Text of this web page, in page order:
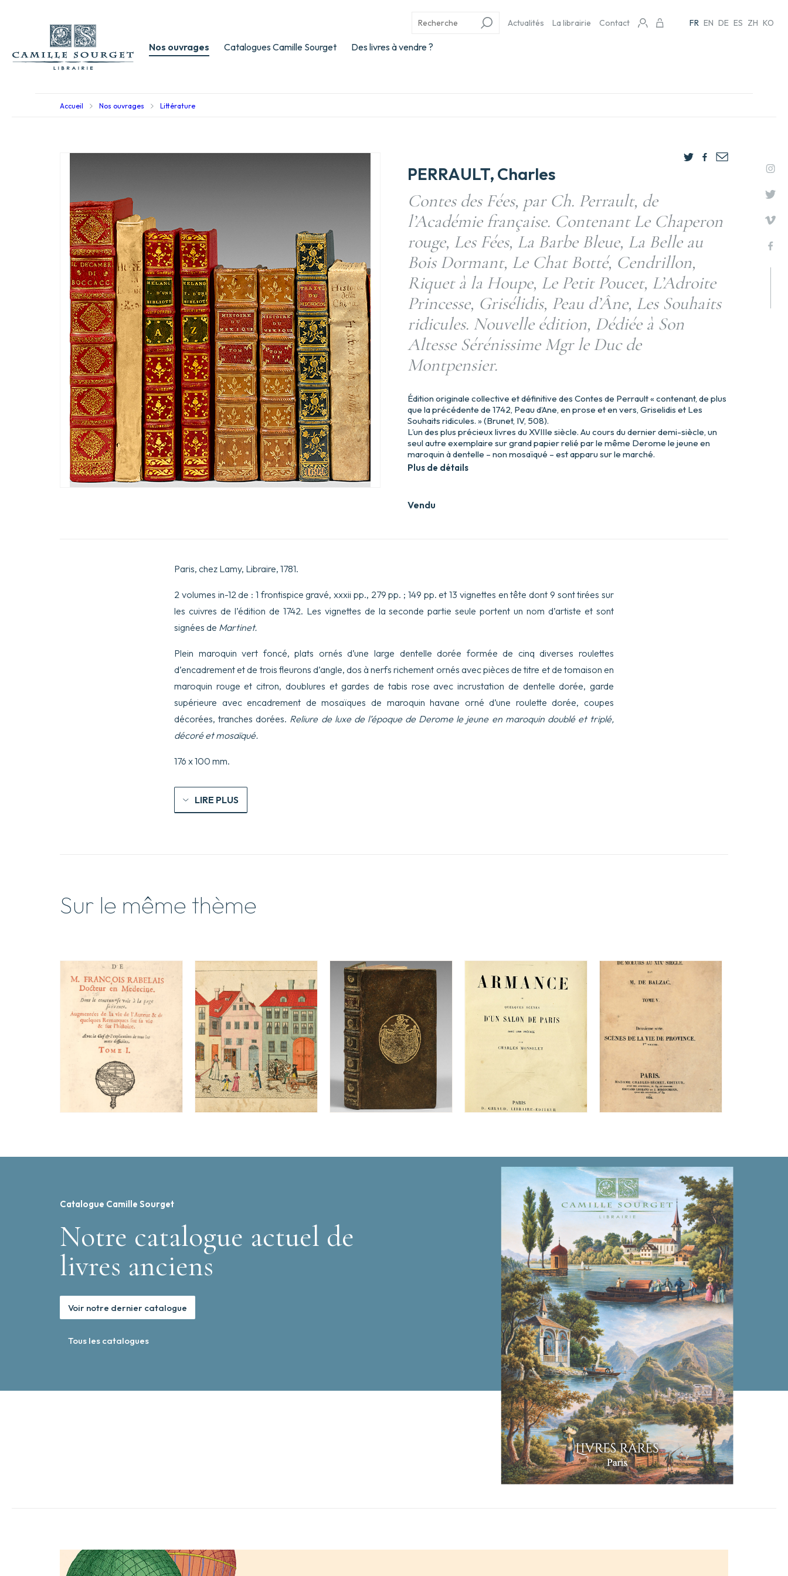
Nos ouvrages Catalogues Camille Sourget Des livres à vendre ?
Actualités La librairie Contact FR EN DE ES ZH KO
Accueil Nos ouvrages Littérature
PERRAULT, Charles
Contes des Fées, par Ch. Perrault, de
l’Académie française. Contenant Le Chaperon
rouge, Les Fées, La Barbe Bleue, La Belle au
Bois Dormant, Le Chat Botté, Cendrillon,
Riquet à la Houpe, Le Petit Poucet, L’Adroite
Princesse, Grisélidis, Peau d’Âne, Les Souhaits
ridicules. Nouvelle édition, Dédiée à Son
Altesse Sérénissime Mgr le Duc de
Montpensier.
Vendu
Édition originale collective et définitive des Contes de Perrault « contenant, de plus
que la précédente de 1742, Peau d’Ane, en prose et en vers, Griselidis et Les
Souhaits ridicules. » (Brunet, IV, 508).
L’un des plus précieux livres du XVIIIe siècle. Au cours du dernier demi-siècle, un
seul autre exemplaire sur grand papier relié par le même Derome le jeune en
maroquin à dentelle – non mosaïqué – est apparu sur le marché.
Plus de détails
Paris, chez Lamy, Libraire, 1781.
2 volumes in-12 de : 1 frontispice gravé, xxxii pp., 279 pp. ; 149 pp. et 13 vignettes en tête dont 9 sont tirées sur
les cuivres de l’édition de 1742. Les vignettes de la seconde partie seule portent un nom d’artiste et sont
signées de Martinet.
Plein maroquin vert foncé, plats ornés d’une large dentelle dorée formée de cinq diverses roulettes
d’encadrement et de trois fleurons d’angle, dos à nerfs richement ornés avec pièces de titre et de tomaison en
maroquin rouge et citron, doublures et gardes de tabis rose avec incrustation de dentelle dorée, garde
supérieure avec encadrement de mosaïques de maroquin havane orné d’une roulette dorée, coupes
décorées, tranches dorées. Reliure de luxe de l’époque de Derome le jeune en maroquin doublé et triplé,
décoré et mosaïqué.
176 x 100 mm.
LIRE PLUS
Sur le même thème
Catalogue Camille Sourget
Notre catalogue actuel de
livres anciens
Voir notre dernier catalogue
Tous les catalogues